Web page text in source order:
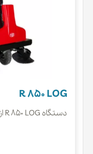
R 850 LOG
دستگاه R 850 LOG از برند RCM ایتالیا می باشد.